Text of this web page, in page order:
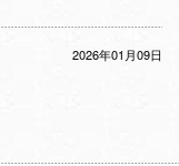
2026年01月09日